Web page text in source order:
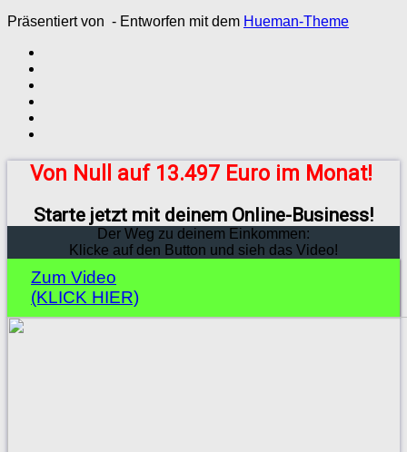
Präsentiert von - Entworfen mit dem Hueman-Theme
Von Null auf 13.497 Euro im Monat!
Starte jetzt mit deinem Online-Business!
Der Weg zu deinem Einkommen:
Klicke auf den Button und sieh das Video!
Zum Video
(KLICK HIER)